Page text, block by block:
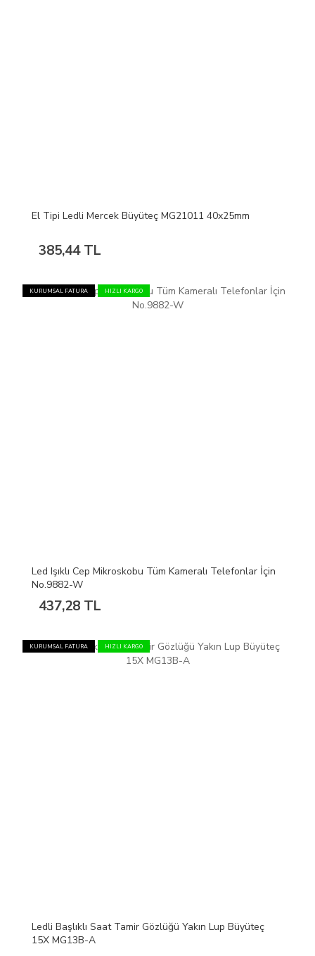
El Tipi Ledli Mercek Büyüteç MG21011 40x25mm
385,44 TL
KURUMSAL FATURA HIZLI KARGO
Led Işıklı Cep Mikroskobu Tüm Kameralı Telefonlar İçin
No.9882-W
437,28 TL
KURUMSAL FATURA HIZLI KARGO
Ledli Başlıklı Saat Tamir Gözlüğü Yakın Lup Büyüteç
15X MG13B-A